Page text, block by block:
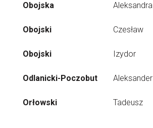
Obojska Aleksandra
Obojski Czesław
Obojski Izydor
Odlanicki-Poczobut Aleksander
Orłowski Tadeusz